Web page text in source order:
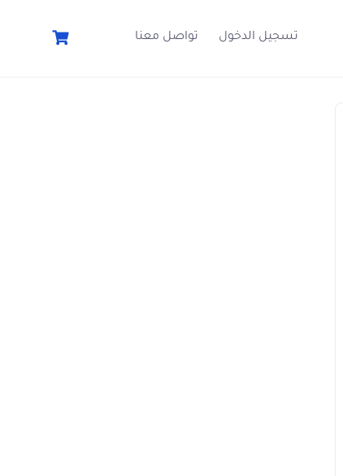
تسجيل الدخول تواصل معنا